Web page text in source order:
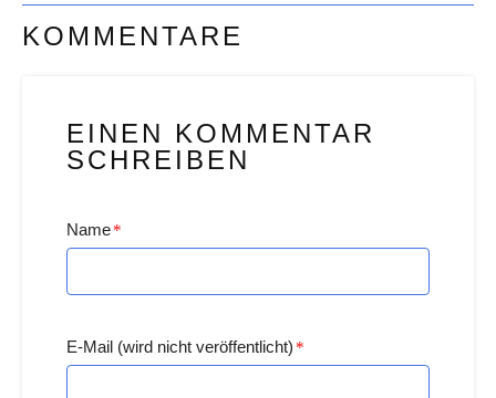
KOMMENTARE
EINEN KOMMENTAR
SCHREIBEN
Name*
E-Mail (wird nicht veröffentlicht) *